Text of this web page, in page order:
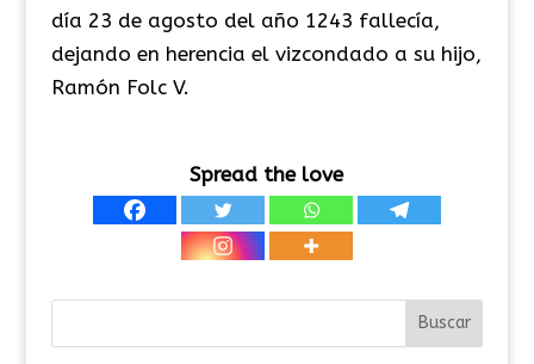
día 23 de agosto del año 1243 fallecía,
dejando en herencia el vizcondado a su hijo,
Ramón Folc V.
Spread the love